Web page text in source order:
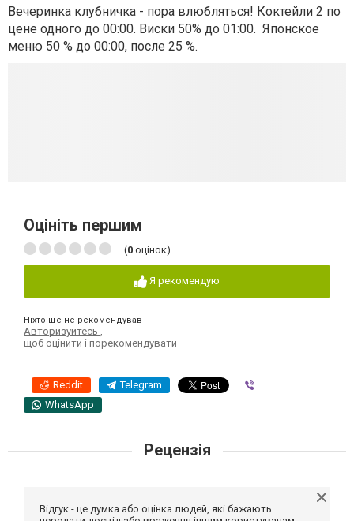
Вечеринка клубничка - пора влюбляться! Коктейли 2 по
цене одного до 00:00. Виски 50% до 01:00. Японское
меню 50 % до 00:00, после 25 %.
Оцініть першим
(0 оцінок)
Я рекомендую
Ніхто ще не рекомендував
Авторизуйтесь
щоб оцінити і порекомендувати
Reddit Telegram
WhatsApp
Рецензія
Відгук - це думка або оцінка людей, які бажають